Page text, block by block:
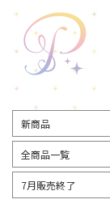
新商品
全商品一覧
7月販売終了